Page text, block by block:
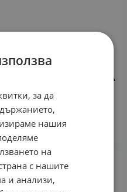
ГОДЖИ БЕРИ 50 мл +
ПОРТОКАЛОВА ВОДА ЗА
за да
нашия
на
с нашите
и анализи,